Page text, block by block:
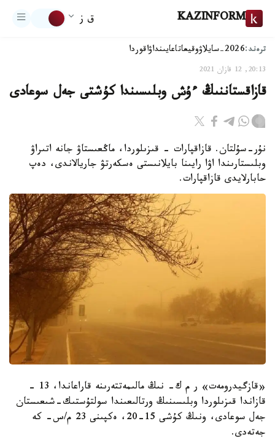
KAZINFORM ق ز
ترەند:2026-سايلاۋ وقيعاتاعايىنداۋاقوردا
20:13, 12 قازان 2021
قازاقستاننىڭ ءۇش وبلىسىندا كۇشتى جەل سوعادى
نۇر-سۇلتان. قازاقپارات - قىزىلوردا، ماڭعىستاۋ جانە اتىراۋ
وبلىستارىندا اۋا رايىنا بايلانىستى ەسكەرتۋ جاريالاندى، دەپ
حابارلايدى قازاقپارات.
«قازگيدرومەت» ر م ك- نىڭ مالىمەتتەرىنە قاراعاندا، 13 -
قازاندا قىزىلوردا وبلىسىنىڭ ورتالىعىندا سولتۇستىك-شىعىستان
جەل سوعادى، ونىڭ كۇشى 15-20، ەكپىنى 23 م/س- كە
جەتەدى.